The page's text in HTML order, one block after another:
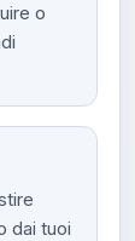
o
dai tuoi